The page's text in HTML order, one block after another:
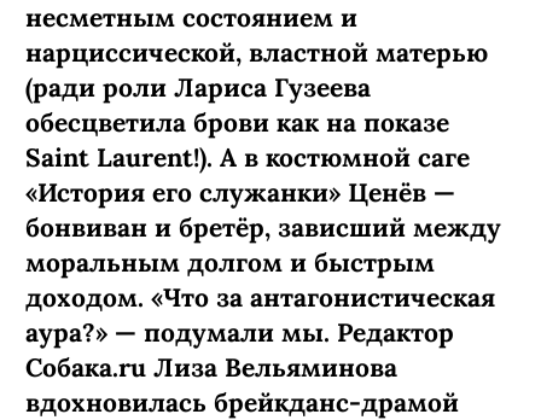
несметным состоянием и
нарциссической, властной матерью
(ради роли Лариса Гузеева
обесцветила брови как на показе
Saint Laurent!). А в костюмной саге
«История его служанки» Ценёв —
бонвиван и бретёр, зависший между
моральным долгом и быстрым
доходом. «Что за антагонистическая
аура?» — подумали мы. Редактор
Собака.ru Лиза Вельяминова
вдохновилась брейкданс-­драмой